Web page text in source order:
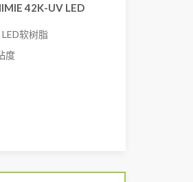
42K-UV LED
软树脂
度